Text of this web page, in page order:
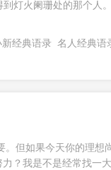
灯火阑珊处的那个人。
经典语录
名人经典语
。但如果今天你的理想
？我是不是经常找一